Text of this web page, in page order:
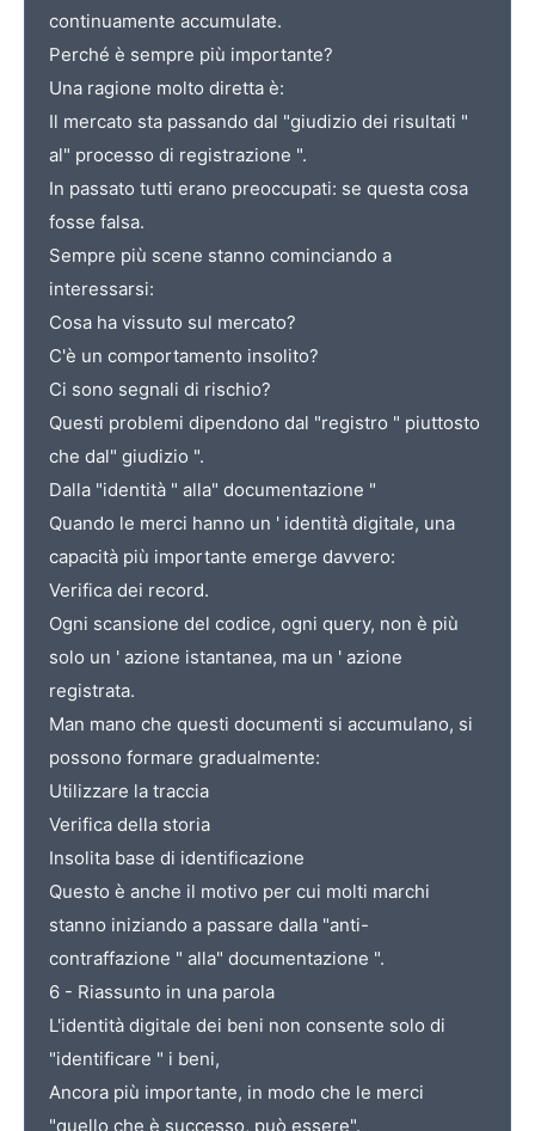
continuamente accumulate.
Perché è sempre più importante?
Una ragione molto diretta è:
Il mercato sta passando dal "giudizio dei risultati "
al" processo di registrazione ".
In passato tutti erano preoccupati: se questa cosa
fosse falsa.
Sempre più scene stanno cominciando a
interessarsi:
Cosa ha vissuto sul mercato?
C'è un comportamento insolito?
Ci sono segnali di rischio?
Questi problemi dipendono dal "registro " piuttosto
che dal" giudizio ".
Dalla "identità " alla" documentazione "
Quando le merci hanno un ' identità digitale, una
capacità più importante emerge davvero:
Verifica dei record.
Ogni scansione del codice, ogni query, non è più
solo un ' azione istantanea, ma un ' azione
registrata.
Man mano che questi documenti si accumulano, si
possono formare gradualmente:
Utilizzare la traccia
Verifica della storia
Insolita base di identificazione
Questo è anche il motivo per cui molti marchi
stanno iniziando a passare dalla "anti-
contraffazione " alla" documentazione ".
6 - Riassunto in una parola
L'identità digitale dei beni non consente solo di
"identificare " i beni,
Ancora più importante, in modo che le merci
"quello che è successo, può essere".